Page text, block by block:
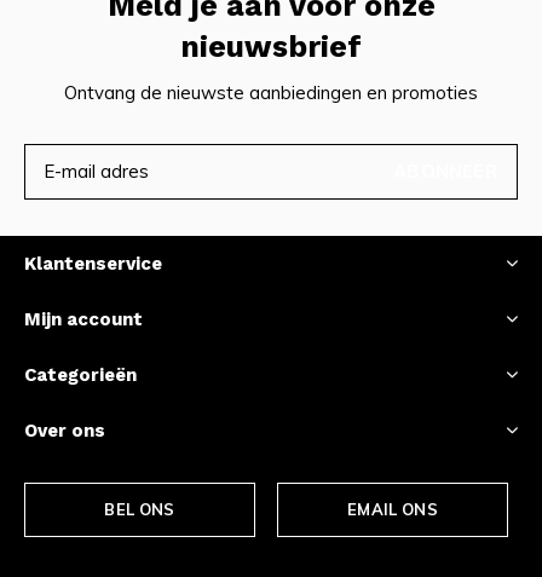
nieuwsbrief
Ontvang de nieuwste aanbiedingen en promoties
Klantenservice
Mijn account
Categorieën
Over ons
BEL ONS EMAIL ONS